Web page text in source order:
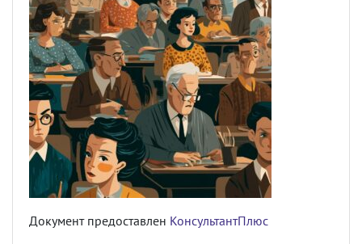
Документ предоставлен КонсультантПлюс